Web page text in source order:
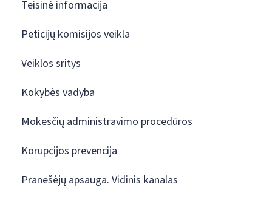
Teisinė informacija
Peticijų komisijos veikla
Veiklos sritys
Kokybės vadyba
Mokesčių administravimo procedūros
Korupcijos prevencija
Pranešėjų apsauga. Vidinis kanalas